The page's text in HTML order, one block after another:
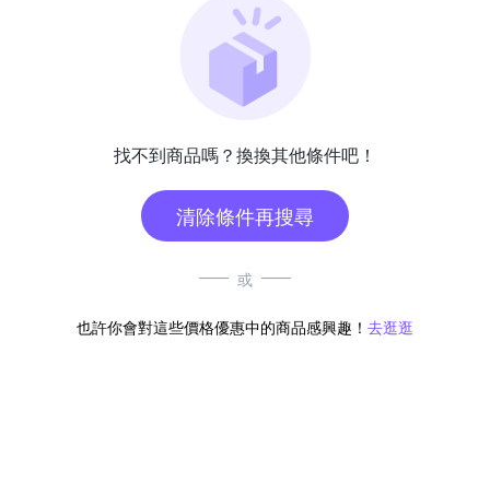
找不到商品嗎？換換其他條件吧！
清除條件再搜尋
或
也許你會對這些價格優惠中的商品感興趣！ 去逛逛